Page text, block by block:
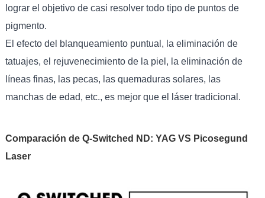
lograr el objetivo de casi resolver todo tipo de puntos de
pigmento.
El efecto del blanqueamiento puntual, la eliminación de
tatuajes, el rejuvenecimiento de la piel, la eliminación de
líneas finas, las pecas, las quemaduras solares, las
manchas de edad, etc., es mejor que el láser tradicional.
Comparación de Q-Switched ND: YAG VS Picosegund
Laser